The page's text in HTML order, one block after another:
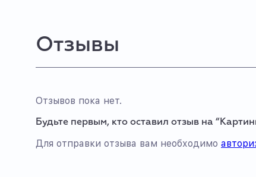
Отзывы
Отзывов пока нет.
Будьте первым, кто оставил отзыв на
Для отправки отзыва вам необходимо